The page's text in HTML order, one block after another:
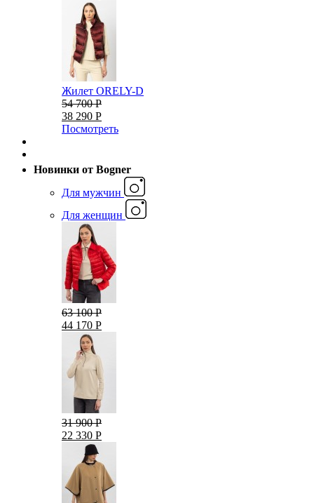
Жилет ORELY-D
54 700 Р
38 290 Р
Посмотреть
Новинки от Bogner
Для мужчин
Для женщин
63 100 Р
44 170 Р
31 900 Р
22 330 Р